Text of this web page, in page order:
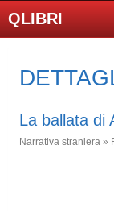
QLIBRI
La ballata di
Narrativa straniera »